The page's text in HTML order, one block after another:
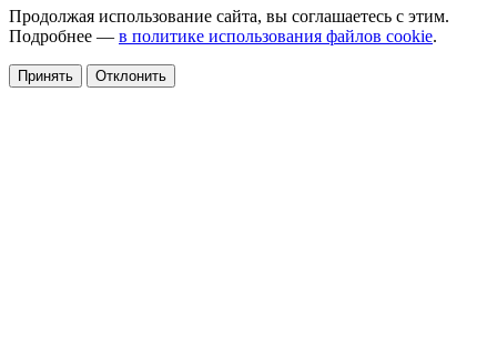
Продолжая использование сайта, вы соглашаетесь с этим.
Подробнее — в политике использования файлов cookie.
Принять Отклонить